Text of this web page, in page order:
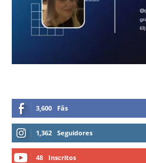
3,600 Fãs
1,362 Seguidores
48 Inscritos